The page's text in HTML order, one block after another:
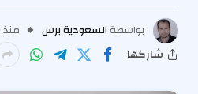
بواسطة السعودية برس منذ 10 أشهر
شاركها